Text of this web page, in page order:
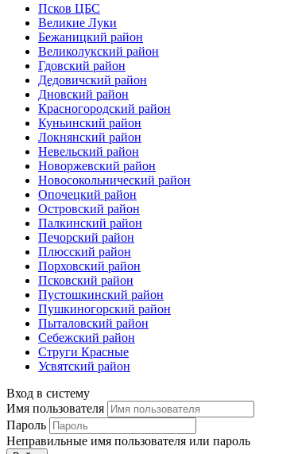
Псков ЦБС
Великие Луки
Бежаницкий район
Великолукский район
Гдовский район
Дедовичский район
Дновский район
Красногородский район
Куньинский район
Локнянский район
Невельский район
Новоржевский район
Новосокольнический район
Опочецкий район
Островский район
Палкинский район
Печорский район
Плюсский район
Порховский район
Псковский район
Пустошкинский район
Пушкиногорский район
Пыталовский район
Себежский район
Струги Красные
Усвятский район
Вход в систему
Имя пользователя
Пароль
Неправильные имя пользователя или пароль